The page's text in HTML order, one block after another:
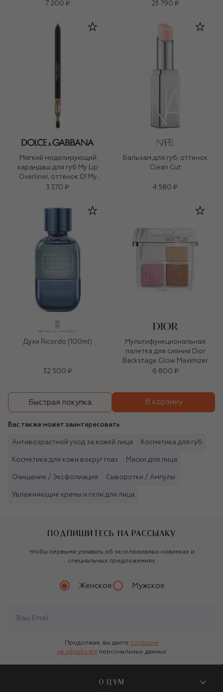
7 200 ₽
23 790 ₽
Мягкий моделирующий
карандаш для губ My Lip
Overliner, оттенок 01 My
Honey Nude (1,2g)
3 370 ₽
Бальзам для губ, оттенок
Clean Cut
4 580 ₽
Духи Ricordo (100ml)
32 500 ₽
Мультифункциональная
палетка для сияния Dior
Backstage Glow Maximizer
Palette, оттенок 001 Universal
6 800 ₽
Быстрая покупка В корзину
Вас также может заинтересовать
Антивозрастной уход за кожей лица Косметика для губ
Косметика для кожи вокруг глаз Маски для лица
Очищение / Эксфолиация Сыворотки / Ампулы
Увлажняющие кремы и гели для лица
ПОДПИШИТЕСЬ НА РАССЫЛКУ
Чтобы первыми узнавать об эксклюзивных новинках и
специальных предложениях
Женское Мужское
Продолжая, вы даете согласие
на обработку персональных данных
О ЦУМ